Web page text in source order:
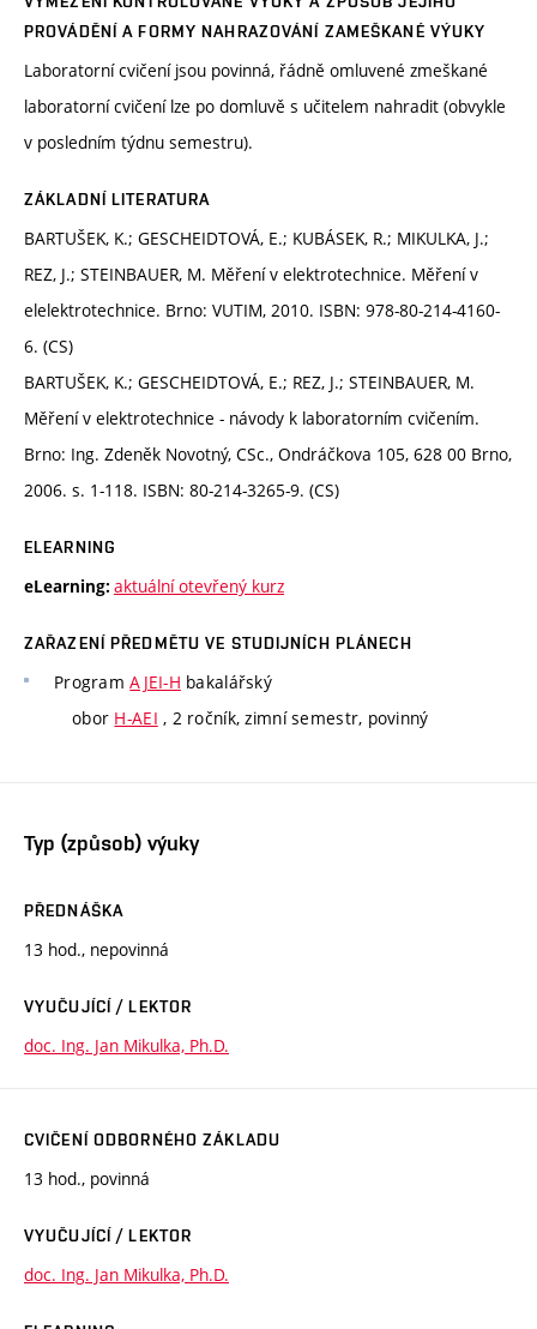
PROVÁDĚNÍ A FORMY NAHRAZOVÁNÍ ZAMEŠKANÉ VÝUKY
Laboratorní cvičení jsou povinná, řádně omluvené zmeškané
laboratorní cvičení lze po domluvě s učitelem nahradit (obvykle
v posledním týdnu semestru).
ZÁKLADNÍ LITERATURA
BARTUŠEK, K.; GESCHEIDTOVÁ, E.; KUBÁSEK, R.; MIKULKA, J.;
REZ, J.; STEINBAUER, M. Měření v elektrotechnice. Měření v
elelektrotechnice. Brno: VUTIM, 2010. ISBN: 978-80-214-4160-
6. (CS)
BARTUŠEK, K.; GESCHEIDTOVÁ, E.; REZ, J.; STEINBAUER, M.
Měření v elektrotechnice - návody k laboratorním cvičením.
Brno: Ing. Zdeněk Novotný, CSc., Ondráčkova 105, 628 00 Brno,
2006. s. 1-118. ISBN: 80-214-3265-9. (CS)
ELEARNING
eLearning: aktuální otevřený kurz
ZAŘAZENÍ PŘEDMĚTU VE STUDIJNÍCH PLÁNECH
ProgramAJEI-H bakalářský
obor H-AEI , 2 ročník, zimní semestr, povinný
Typ (způsob) výuky
PŘEDNÁŠKA
13 hod., nepovinná
VYUČUJÍCÍ / LEKTOR
doc. Ing. Jan Mikulka, Ph.D.
CVIČENÍ ODBORNÉHO ZÁKLADU
13 hod., povinná
VYUČUJÍCÍ / LEKTOR
doc. Ing. Jan Mikulka, Ph.D.